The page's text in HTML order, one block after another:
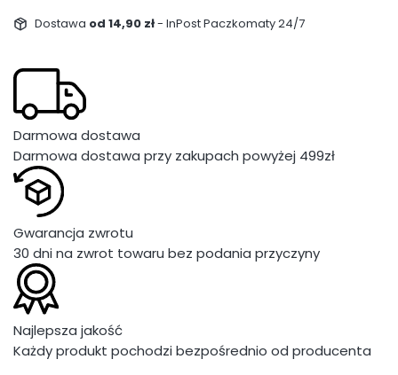
Dostawa od 14,90 zł- InPost Paczkomaty 24/7
Darmowa dostawa
Darmowa dostawa przy zakupach powyżej 499zł
Gwarancja zwrotu
30 dni na zwrot towaru bez podania przyczyny
Najlepsza jakość
Każdy produkt pochodzi bezpośrednio od producenta